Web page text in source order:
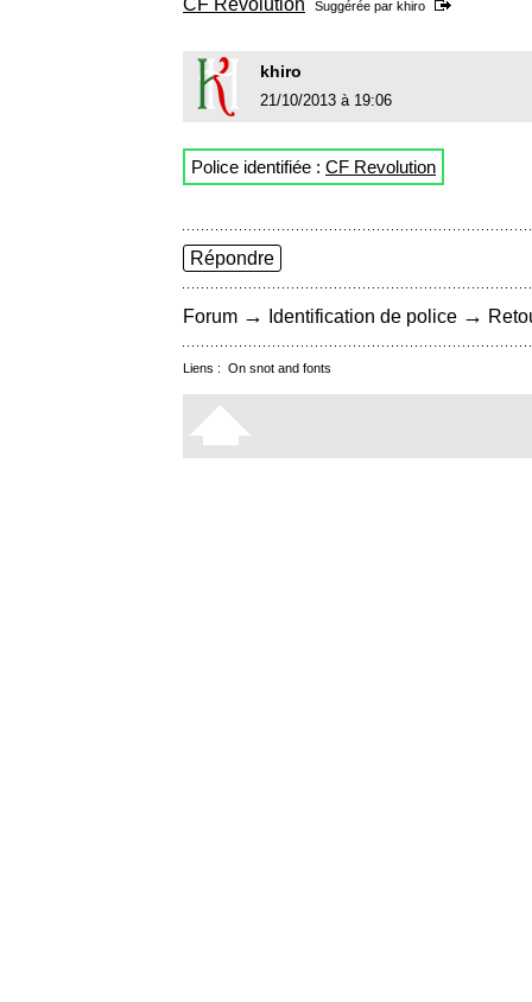
CF Revolution Suggérée par khiro
khiro
21/10/2013 à 19:06
Police identifiée : CF Revolution
Répondre
Forum → Identification de police →
Liens : On snot and fonts